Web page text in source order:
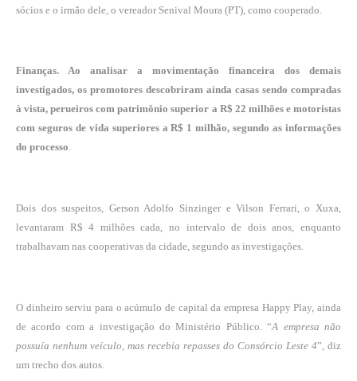
sócios e o irmão dele, o vereador Senival Moura (PT), como cooperado.
Finanças. Ao analisar a movimentação financeira dos demais
investigados, os promotores descobriram ainda casas sendo compradas
à vista, perueiros com patrimônio superior a R$ 22 milhões e motoristas
com seguros de vida superiores a R$ 1 milhão, segundo as informações
do processo.
Dois dos suspeitos, Gerson Adolfo Sinzinger e Vilson Ferrari, o Xuxa,
levantaram R$ 4 milhões cada, no intervalo de dois anos, enquanto
trabalhavam nas cooperativas da cidade, segundo as investigações.
O dinheiro serviu para o acúmulo de capital da empresa Happy Play, ainda
de acordo com a investigação do Ministério Público. “A empresa não
possuía nenhum veículo, mas recebia repasses do Consórcio Leste 4”, diz
um trecho dos autos.